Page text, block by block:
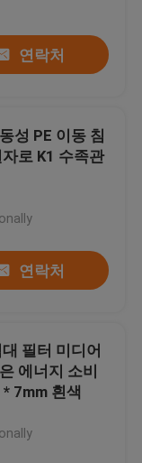
연락처
성 PE 이동 침
로 K1 수족관
연락처
필터 미디어
에너지 소비
7mm 흰색